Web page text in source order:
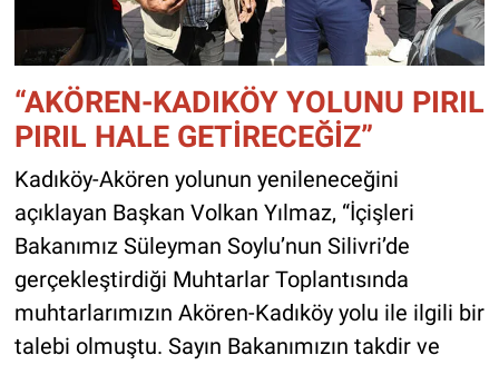
“AKÖREN-KADIKÖY YOLUNU PIRIL
PIRIL HALE GETİRECEĞİZ”
Kadıköy-Akören yolunun yenileneceğini
açıklayan Başkan Volkan Yılmaz, “İçişleri
Bakanımız Süleyman Soylu’nun Silivri’de
gerçekleştirdiği Muhtarlar Toplantısında
muhtarlarımızın Akören-Kadıköy yolu ile ilgili bir
talebi olmuştu. Sayın Bakanımızın takdir ve